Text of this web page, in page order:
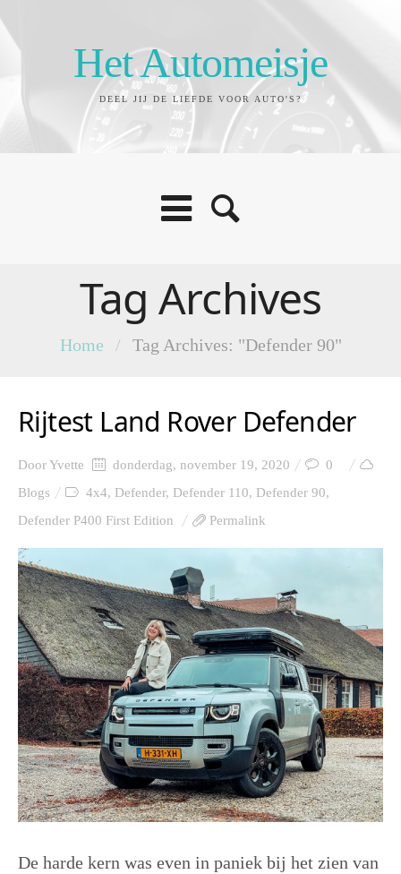
Het Automeisje
DEEL JIJ DE LIEFDE VOOR AUTO'S?
Tag Archives
Home / Tag Archives: "Defender 90"
Rijtest Land Rover Defender
DoorYvette donderdag, november 19, 2020
0
Blogs
4x4, Defender, Defender 110, Defender 90,
Defender P400 First Edition
Permalink
De harde kern was even in paniek bij het zien van